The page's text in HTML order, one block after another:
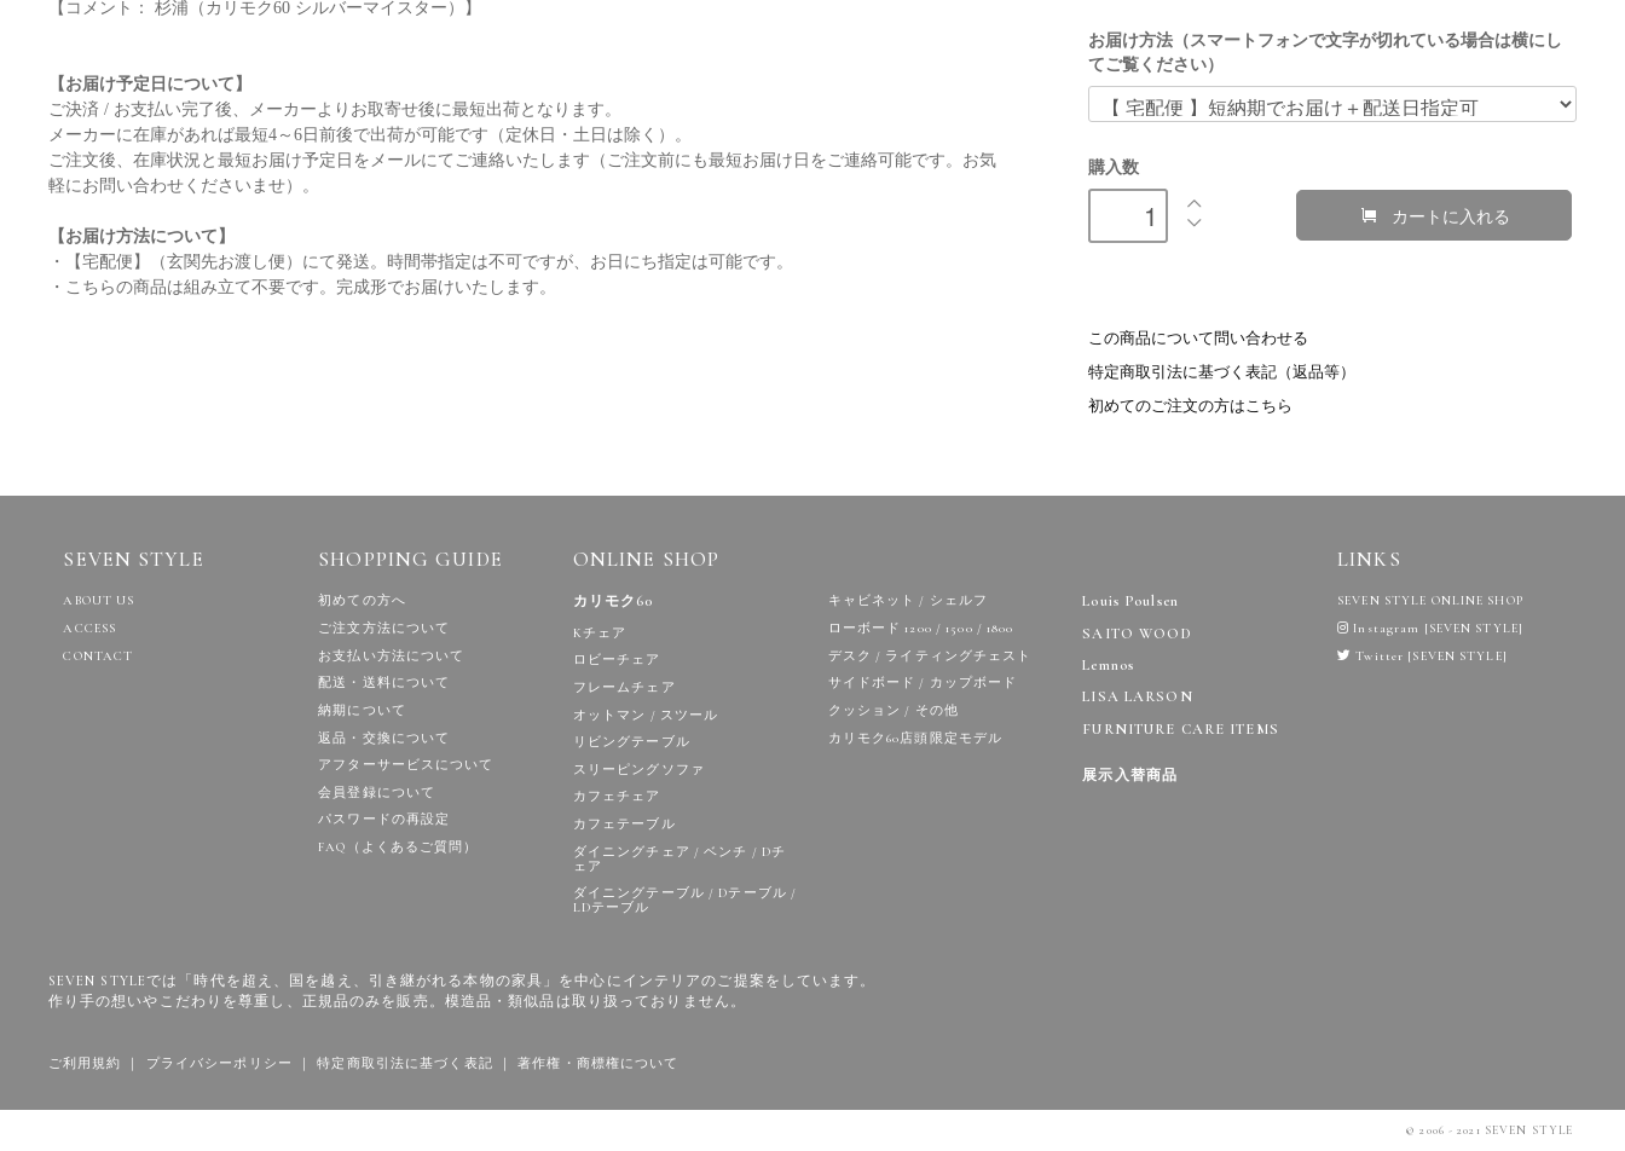
【コメント： 杉浦（カリモク60 シルバーマイスター）】
【お届け予定日について】
ご決済 / お支払い完了後、メーカーよりお取寄せ後に最短出荷となります。
メーカーに在庫があれば最短4～6日前後で出荷が可能です（定休日・土日は除く）。
ご注文後、在庫状況と最短お届け予定日をメールにてご連絡いたします（ご注文前にも最短お届け日をご連絡可能です。お気
軽にお問い合わせくださいませ）。
【お届け方法について】
・【宅配便】（玄関先お渡し便）にて発送。時間帯指定は不可ですが、お日にち指定は可能です。
・こちらの商品は組み立て不要です。完成形でお届けいたします。
お届け方法（スマートフォンで文字が切れている場合は横にし
てご覧ください）
購入数
カートに入れる
この商品について問い合わせる
特定商取引法に基づく表記（返品等）
初めてのご注文の方はこちら
SEVEN STYLE
ABOUT US
ACCESS
CONTACT
SHOPPING GUIDE
初めての方へ
ご注文方法について
お支払い方法について
配送・送料について
納期について
返品・交換について
アフターサービスについて
会員登録について
パスワードの再設定
FAQ（よくあるご質問）
ONLINE SHOP
カリモク60
Kチェア
ロビーチェア
フレームチェア
オットマン / スツール
リビングテーブル
スリーピングソファ
カフェチェア
カフェテーブル
ダイニングチェア / ベンチ / Dチ
ェア
ダイニングテーブル / Dテーブル /
LDテーブル
キャビネット / シェルフ
ローボード 1200 / 1500 / 1800
デスク / ライティングチェスト
サイドボード / カップボード
クッション / その他
カリモク60店頭限定モデル
Louis Poulsen
SAITO WOOD
Lemnos
LISA LARSON
FURNITURE CARE ITEMS
展示入替商品
LINKS
SEVEN STYLE ONLINE SHOP
Instagram [SEVEN STYLE]
Twitter [SEVEN STYLE]
SEVEN STYLEでは「時代を超え、国を越え、引き継がれる本物の家具」を中心にインテリアのご提案をしています。
作り手の想いやこだわりを尊重し、正規品のみを販売。模造品・類似品は取り扱っておりません。
ご利用規約 ｜ プライバシーポリシー ｜特定商取引法に基づく表記 ｜著作権・商標権について
© 2006 - 2021 SEVEN STYLE